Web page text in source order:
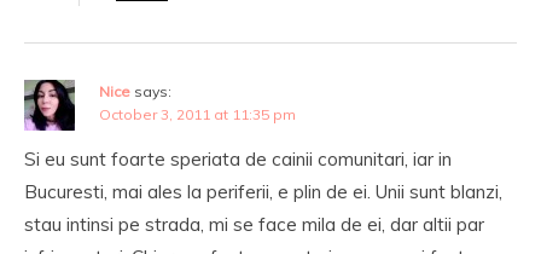
Nice says:
October 3, 2011 at 11:35 pm
Si eu sunt foarte speriata de cainii comunitari, iar in
Bucuresti, mai ales la periferii, e plin de ei. Unii sunt blanzi,
stau intinsi pe strada, mi se face mila de ei, dar altii par